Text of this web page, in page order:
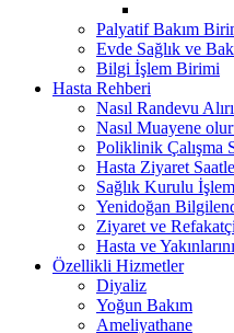
Palyatif Bakım
Evde Sağlık ve
Bilgi İşlem Birimi
Hasta Rehberi
Nasıl Randevu
Nasıl Muayene
Poliklinik Çalışma
Hasta Ziyaret
Sağlık Kurulu
Yenidoğan
Ziyaret ve
Hasta ve
Özellikli Hizmetler
Diyaliz
Yoğun Bakım
Ameliyathane